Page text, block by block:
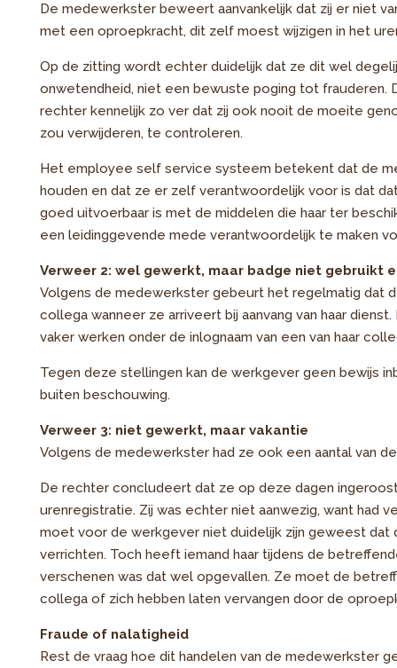
De medewerkster beweert aanvankelijk dat zij er niet
met een oproepkracht, dit zelf moest wijzigen in het
Op de zitting wordt echter duidelijk dat ze dit wel
onwetendheid, niet een bewuste poging tot frauderen.
rechter kennelijk zo ver dat zij ook nooit de moeite
zou verwijderen, te controleren.
Het employee self service systeem betekent dat de
houden en dat ze er zelf verantwoordelijk voor is dat
goed uitvoerbaar is met de middelen die haar ter
een leidinggevende mede verantwoordelijk te maken
Verweer 2: wel gewerkt, maar badge niet gebruikt
Volgens de medewerkster gebeurt het regelmatig dat
collega wanneer ze arriveert bij aanvang van haar
vaker werken onder de inlognaam van een van haar
Tegen deze stellingen kan de werkgever geen bewijs
buiten beschouwing.
Verweer 3: niet gewerkt, maar vakantie
Volgens de medewerkster had ze ook een aantal van
De rechter concludeert dat ze op deze dagen
urenregistratie. Zij was echter niet aanwezig, want had
moet voor de werkgever niet duidelijk zijn geweest
verrichten. Toch heeft iemand haar tijdens de
verschenen was dat wel opgevallen. Ze moet de
collega of zich hebben laten vervangen door de
Fraude of nalatigheid
Rest de vraag hoe dit handelen van de medewerkster